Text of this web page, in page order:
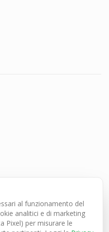
al funzionamento del
analitici e di marketing
Pixel) per misurare le